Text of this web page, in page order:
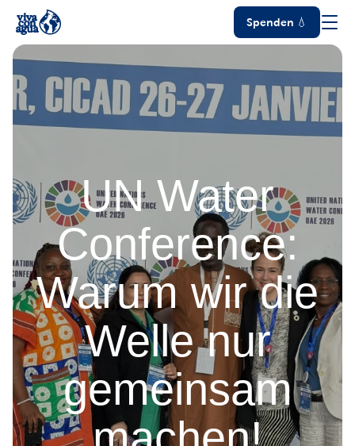
Spenden 💧
UN Water
Conference:
Warum wir die
Welle nur
gemeinsam